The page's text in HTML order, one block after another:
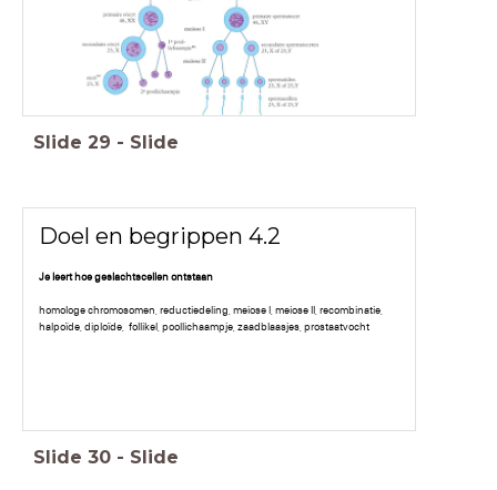
Slide 29 - Slide
Doel en begrippen 4.2
Je leert hoe geslachtscellen ontstaan
homologe chromosomen, reductiedeling, meiose I, meiose II, recombinatie,
halpoïde, diploïde, follikel, poollichaampje, zaadblaasjes, prostaatvocht
Slide 30 - Slide